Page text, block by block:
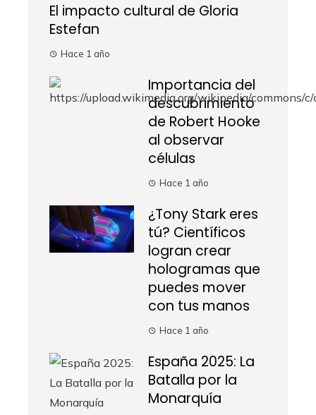
El impacto cultural de Gloria
Estefan
Hace 1 año
Importancia del
descubrimiento
de Robert Hooke
al observar
células
Hace 1 año
¿Tony Stark eres
tú? Científicos
logran crear
hologramas que
puedes mover
con tus manos
Hace 1 año
España 2025: La
Batalla por la
Monarquía